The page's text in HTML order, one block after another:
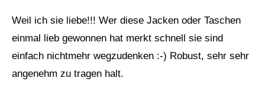
Weil ich sie liebe!!! Wer diese Jacken oder Taschen
einmal lieb gewonnen hat merkt schnell sie sind
einfach nichtmehr wegzudenken :-) Robust, sehr sehr
angenehm zu tragen halt.